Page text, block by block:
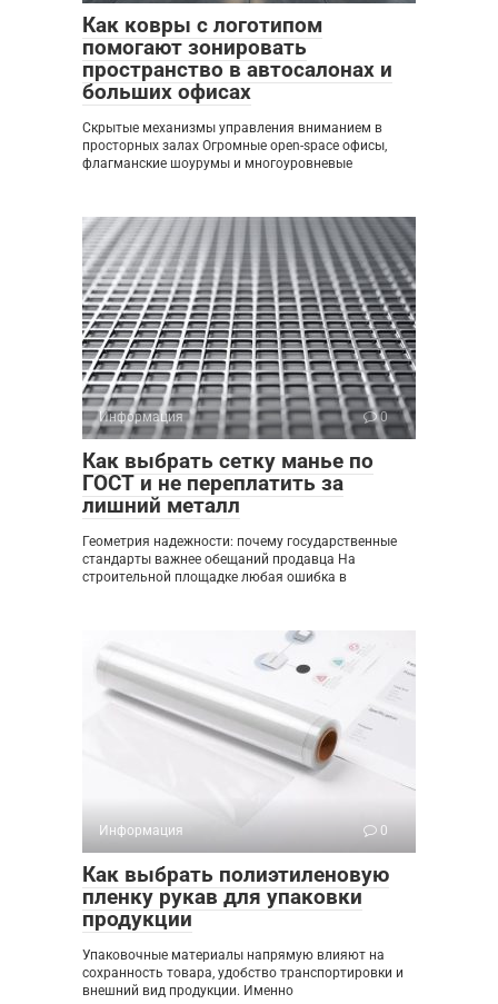
Как ковры с логотипом
помогают зонировать
пространство в автосалонах и
больших офисах
Скрытые механизмы управления вниманием в
просторных залах Огромные open-space офисы,
флагманские шоурумы и многоуровневые
Информация 0
Как выбрать сетку манье по
ГОСТ и не переплатить за
лишний металл
Геометрия надежности: почему государственные
стандарты важнее обещаний продавца На
строительной площадке любая ошибка в
Информация 0
Как выбрать полиэтиленовую
пленку рукав для упаковки
продукции
Упаковочные материалы напрямую влияют на
сохранность товара, удобство транспортировки и
внешний вид продукции. Именно